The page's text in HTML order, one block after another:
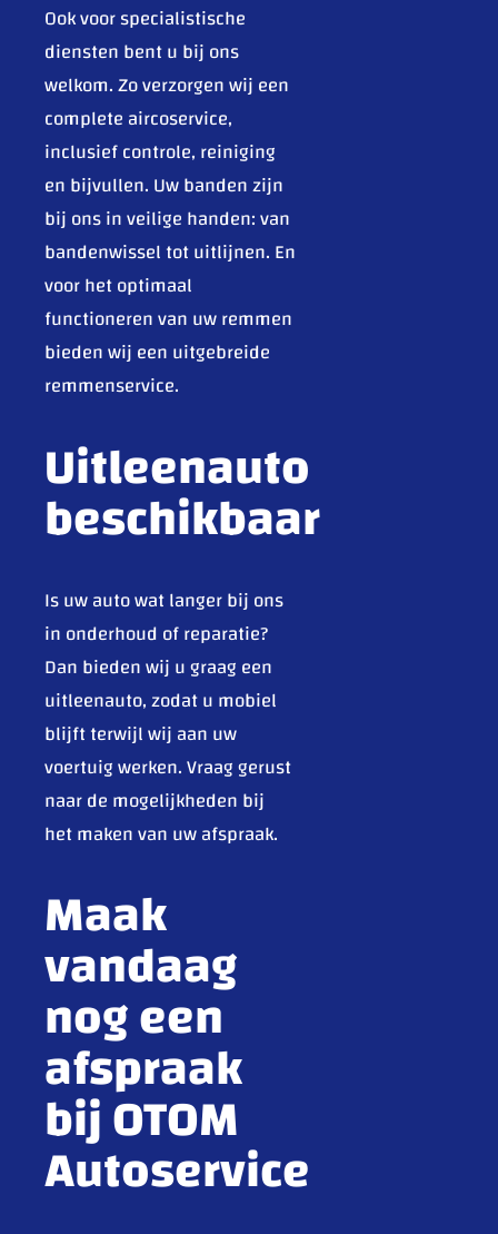
Ook voor specialistische
diensten bent u bij ons
welkom. Zo verzorgen wij een
complete aircoservice,
inclusief controle, reiniging
en bijvullen. Uw banden zijn
bij ons in veilige handen: van
bandenwissel tot uitlijnen. En
voor het optimaal
functioneren van uw remmen
bieden wij een uitgebreide
remmenservice.
Uitleenauto
beschikbaar
Is uw auto wat langer bij ons
in onderhoud of reparatie?
Dan bieden wij u graag een
uitleenauto, zodat u mobiel
blijft terwijl wij aan uw
voertuig werken. Vraag gerust
naar de mogelijkheden bij
het maken van uw afspraak.
Maak
vandaag
nog een
afspraak
bij OTOM
Autoservice